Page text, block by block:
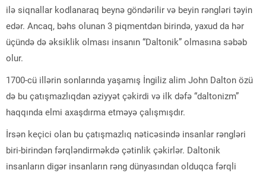
ilə siqnallar kodlanaraq beynə göndərilir və beyin rəngləri təyin
edər. Ancaq, bəhs olunan 3 piqmentdən birində, yaxud da hər
üçündə də əksiklik olması insanın “Daltonik” olmasına səbəb
olur.
1700-cü illərin sonlarında yaşamış İngiliz alim John Dalton özü
də bu çatışmazlıqdan əziyyət çəkirdi və ilk dəfə “daltonizm”
haqqında elmi axaşdırma etməyə çalışmışdır.
İrsən keçici olan bu çatışmazlıq nəticəsində insanlar rəngləri
biri-birindən fərqləndirməkdə çətinlik çəkirlər. Daltonik
insanların digər insanların rəng dünyasından olduqca fərqli